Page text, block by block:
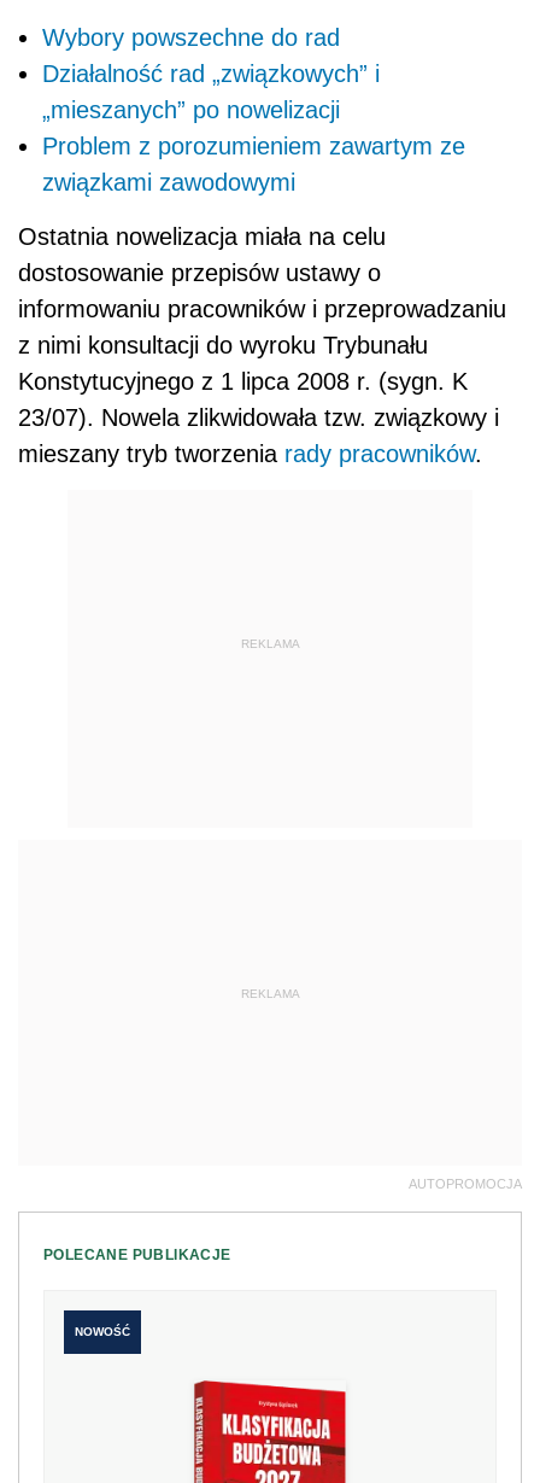
Wybory powszechne do rad
Działalność rad „związkowych” i
„mieszanych” po nowelizacji
Problem z porozumieniem zawartym ze
związkami zawodowymi
Ostatnia nowelizacja miała na celu
dostosowanie przepisów ustawy o
informowaniu pracowników i przeprowadzaniu
z nimi konsultacji do wyroku Trybunału
Konstytucyjnego z 1 lipca 2008 r. (sygn. K
23/07). Nowela zlikwidowała tzw. związkowy i
mieszany tryb tworzenia rady pracowników.
REKLAMA
REKLAMA
AUTOPROMOCJA
POLECANE PUBLIKACJE
NOWOŚĆ